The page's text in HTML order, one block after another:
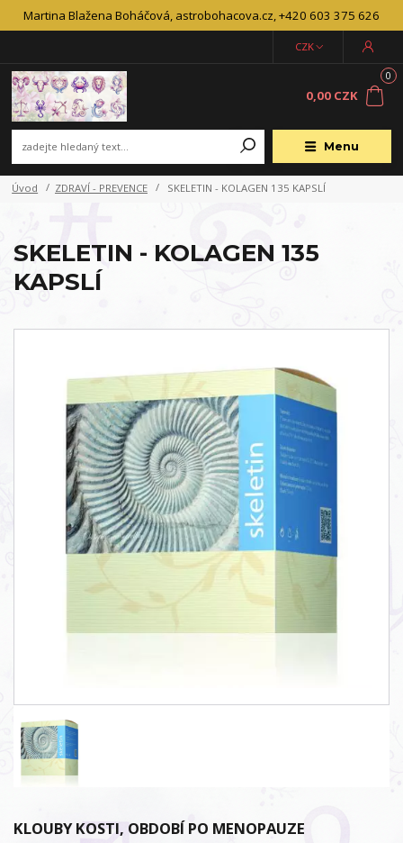
Martina Blažena Boháčová, astrobohacova.cz, +420 603 375 626
Menu
CZK
0
0,00 CZK
Úvod ZDRAVÍ - PREVENCE SKELETIN - KOLAGEN 135 KAPSLÍ
SKELETIN - KOLAGEN 135
KAPSLÍ
KLOUBY KOSTI, OBDOBÍ PO MENOPAUZE